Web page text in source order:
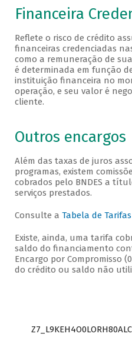
Financeira
Reflete o risco de crédito
financeiras credenciadas
como a remuneração de
é determinada em função
instituição financeira no
operação, e seu valor é
cliente.
Outros encargos
Além das taxas de juros
programas, existem
cobrados pelo BNDES a
serviços prestados.
Consulte a Tabela de Tarifas
Existe, ainda, uma tarifa
saldo do financiamento
Encargo por Compromisso
do crédito ou saldo não